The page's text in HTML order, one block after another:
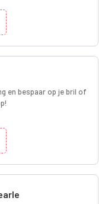
en bespaar op je bril of